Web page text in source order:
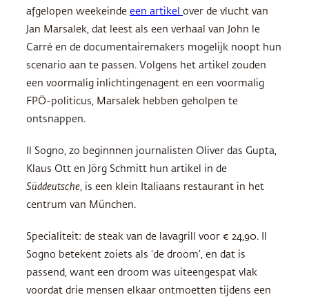
afgelopen weekeinde een artikel over de vlucht van
Jan Marsalek, dat leest als een verhaal van John le
Carré en de documentairemakers mogelijk noopt hun
scenario aan te passen. Volgens het artikel zouden
een voormalig inlichtingenagent en een voormalig
FPÖ-politicus, Marsalek hebben geholpen te
ontsnappen.
Il Sogno, zo beginnnen journalisten Oliver das Gupta,
Klaus Ott en Jörg Schmitt hun artikel in de
Süddeutsche, is een klein Italiaans restaurant in het
centrum van München.
Specialiteit: de steak van de lavagrill voor € 24,90. Il
Sogno betekent zoiets als ‘de droom’, en dat is
passend, want een droom was uiteengespat vlak
voordat drie mensen elkaar ontmoetten tijdens een